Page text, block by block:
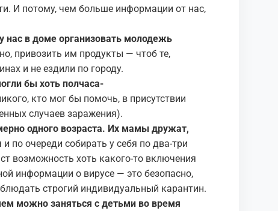
И потому, чем больше информации от нас,
у нас в доме организовать молодежь
привозить им продукты — чтоб те,
и не ездили по городу.
бы хоть полчаса-
кто мог бы помочь, в присутствии
случаев заражения).
одного возраста. Их мамы дружат,
по очереди собирать у себя по два-три
возможность хоть какого-то включения
информации о вирусе — это безопасно,
строгий индивидуальный карантин.
можно заняться с детьми во время